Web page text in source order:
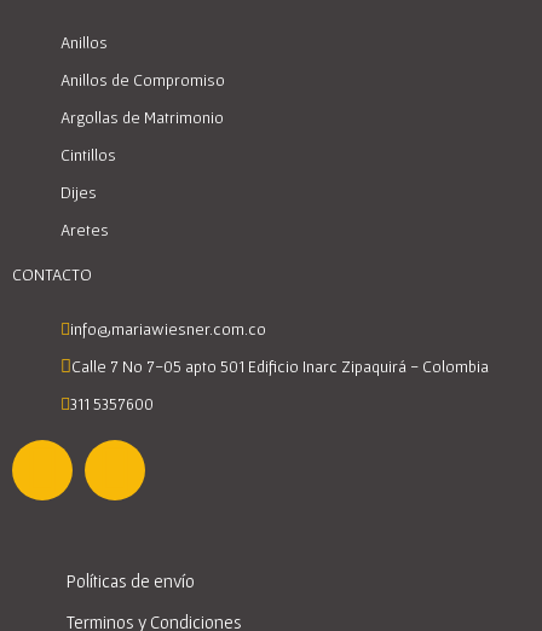
Anillos
Anillos de Compromiso
Argollas de Matrimonio
Cintillos
Dijes
Aretes
CONTACTO
info@mariawiesner.com.co
Calle 7 No 7-05 apto 501 Edificio Inarc Zipaquirá - Colombia
311 5357600
Políticas de envío
Terminos y Condiciones